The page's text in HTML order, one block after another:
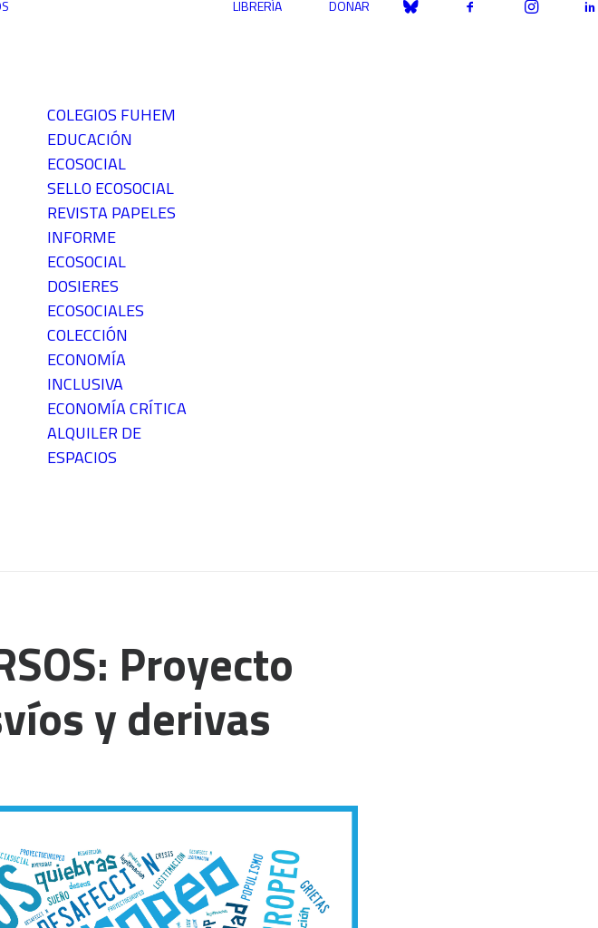
COLEGIOS FUHEM
EDUCACIÓN
ECOSOCIAL
SELLO ECOSOCIAL
REVISTA PAPELES
INFORME
ECOSOCIAL
DOSIERES
ECOSOCIALES
COLECCIÓN
ECONOMÍA
INCLUSIVA
ECONOMÍA CRÍTICA
ALQUILER DE
ESPACIOS
LIBRERÍA DONAR
Proyecto
y derivas